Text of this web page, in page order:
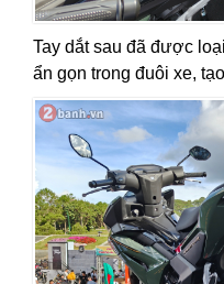
Tay dắt sau đã được
ẩn gọn trong đuôi xe,